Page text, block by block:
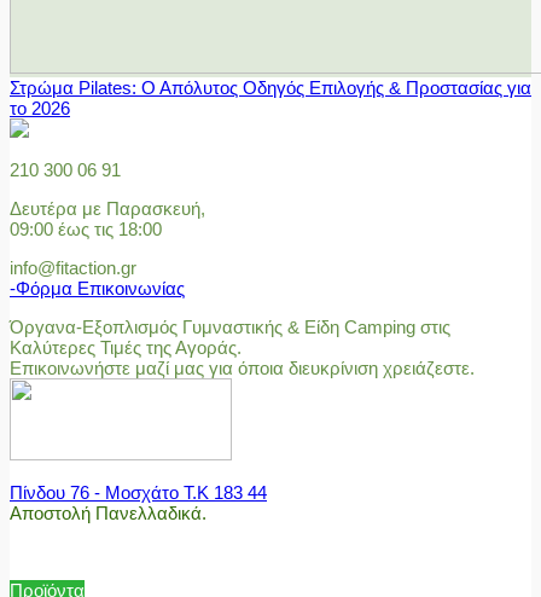
Στρώμα Pilates: Ο Απόλυτος Οδηγός Επιλογής & Προστασίας για
το 2026
210 300 06 91
Δευτέρα με Παρασκευή,
09:00 έως τις 18:00
info@fitaction.gr
-Φόρμα Επικοινωνίας
Όργανα-Εξοπλισμός Γυμναστικής & Είδη Camping στις
Καλύτερες Τιμές της Αγοράς.
Επικοινωνήστε μαζί μας για όποια διευκρίνιση χρειάζεστε.
Πίνδου 76 - Μοσχάτο Τ.Κ 183 44
Αποστολή Πανελλαδικά.
Προϊόντα